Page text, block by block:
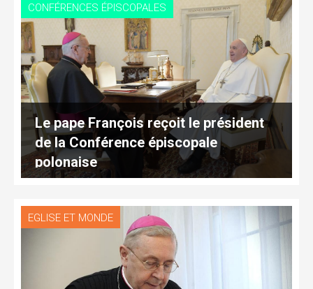
CONFÉRENCES ÉPISCOPALES
Le pape François reçoit le président
de la Conférence épiscopale
polonaise
EGLISE ET MONDE